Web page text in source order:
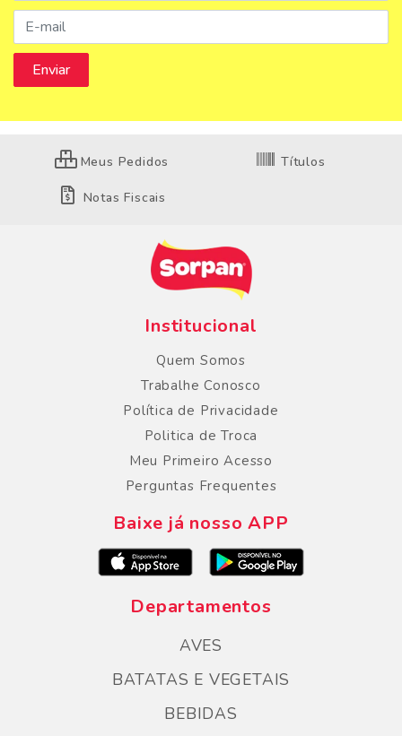
Meus Pedidos Títulos
Notas Fiscais
Institucional
Quem Somos
Trabalhe Conosco
Política de Privacidade
Politica de Troca
Meu Primeiro Acesso
Perguntas Frequentes
Baixe já nosso APP
Departamentos
AVES
BATATAS E VEGETAIS
BEBIDAS